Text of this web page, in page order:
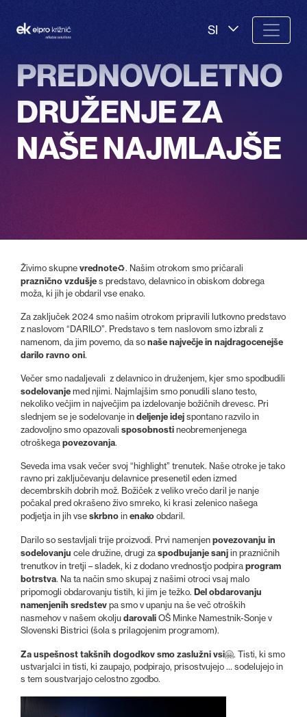
SI
PREDNOVOLETNO
DRUŽENJE ZA
NAŠE NAJMLAJŠE
Živimo skupne vrednote♻️. Našim otrokom smo pričarali
praznično vzdušje s predstavo, delavnico in obiskom dobrega
moža, ki jih je obdaril vse enako.
Za zaključek 2024 smo našim otrokom pripravili lutkovno predstavo
z naslovom “DARILO”. Predstavo s tem naslovom smo izbrali z
namenom, da jim povemo, da so naše največje in najdragocenejše
darilo ravno oni.
Večer smo nadaljevali z delavnico in druženjem, kjer smo spodbudili
sodelovanje med njimi. Najmlajšim smo ponudili slano testo,
nekoliko večjim in največjim pa izdelovanje božičnih drevesc. Pri
slednjem se je sodelovanje in deljenje idej spontano razvilo in
zadovoljno smo opazovali sposobnosti neobremenjenega
otroškega povezovanja.
Seveda ima vsak večer svoj “highlight” trenutek. Naše otroke je tako
ravno pri zaključevanju delavnice presenetil eden izmed
decembrskih dobrih mož. Božiček z veliko vrečo daril je nanje
počakal pred okrašeno živo smreko, ki krasi zelenico našega
podjetja in jih vse skrbno in enako obdaril.
Darilo so sestavljali trije proizvodi. Prvi namenjen povezovanju in
sodelovanju cele družine, drugi za spodbujanje sanj in prazničnih
trenutkov in tretji – sladek, ki z dodano vrednostjo podpira program
botrstva. Na ta način smo skupaj z našimi otroci vsaj malo
pripomogli obdarovanju tistih, ki jim je težko. Del obdarovanju
namenjenih sredstev pa smo v upanju na še več otroških
nasmehov v našem okolju darovali OŠ Minke Namestnik-Sonje v
Slovenski Bistrici (šola s prilagojenim programom).
Za uspešnost takšnih dogodkov smo zaslužni vsi🤗. Tisti, ki smo
ustvarjalci in tisti, ki zaupajo, podpirajo, prisostvujejo … sodelujejo in
s tem soustvarjajo celostno zgodbo.